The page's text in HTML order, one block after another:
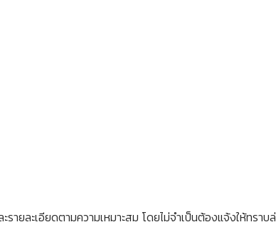
ายละเอียดตามความเหมาะสม โดยไม่จำเป็นต้องแจ้งให้ทราบ